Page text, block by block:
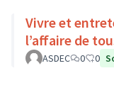
Vivre et
l’affaire de
ASDEC 0 0